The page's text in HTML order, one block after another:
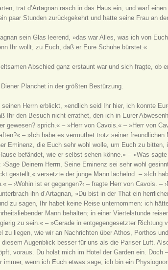
trat d’Artagnan rasch in das Haus ein, und warf
paar Stunden zurückgekehrt und hatte seine Frau an
sein Glas leerend, »das war Alles, was ich von
Ihr wollt, zu Euch, daß er Eure Schuhe bürstet.«
Abschied ganz erstaunt war und sich fragte, ob
Planchet in der größten Bestürzung.
Herrn erblickt, »endlich seid Ihr hier, ich konnte
Ihr den Besuch nicht errathet, den ich in Eurer
gewesen? sprich.« – »Herr von Cavois.« – »Herr von
– »Ich habe es vermuthet trotz seiner
Eminenz, die Euch sehr wohl wolle, um Euch zu
befändet, wie er selbst sehen könne.« – »Was
Deinem Herrn, Seine Eminenz sei sehr wohl
gestellt,« versetzte der junge Mann lächelnd. – »Ich
– ›Wohin ist er gegangen?‹ – fragte Herr von Cavois. –
ihn d’Artagnan, »Du bist in der That ein
zu sagen, Ihr habet keine Reise unternommen: ich
Mann behalten; in einer Viertelstunde
zu sein.« – »Gerade in entgegengesetzter
liegen, wie wir an Nachrichten über Athos, Porthos
Augenblick besser für uns als die Pariser Luft.
voraus. Du holst mich im Hotel der Garden ein.
immer, wenn ich Euch etwas sage; ich bin ein